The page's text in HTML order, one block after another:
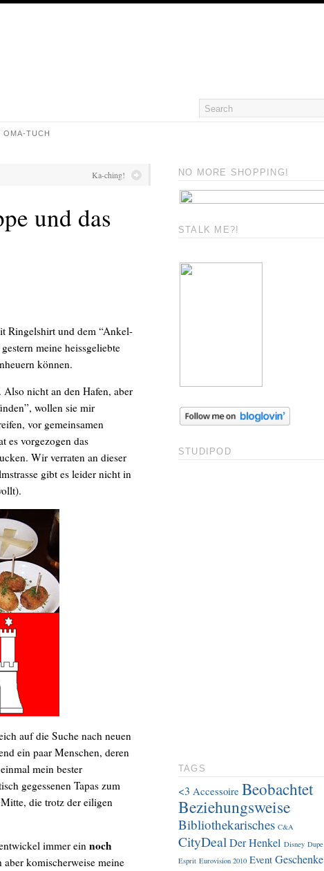
TUCH
Ka-ching!
und das
Ringelshirt und dem “Ankel-
meine heissgeliebte
können.
nicht an den Hafen, aber
wollen sie mir
vor gemeinsamen
es vorgezogen das
Wir verraten an dieser
gibt es leider nicht in
auf die Suche nach neuen
ein paar Menschen, deren
mein bester
gegessenen Tapas zum
die trotz der eiligen
immer einnoch
komischerweise meine
NO MORE SHOPPING!
STALK ME?!
STUDIPOD
TAGS
<3 Accessoire Beobachtet
Beziehungsweise
Bibliothekarisches C&A
CityDealDer Henkel Disney Dupe
Esprit Eurovision 2010 Event Geschenke